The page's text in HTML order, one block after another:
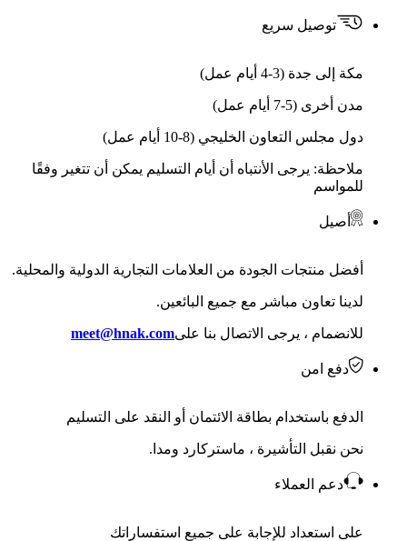
توصيل سريع
مكة إلى جدة (3-4 أيام عمل)
مدن أخرى (5-7 أيام عمل)
دول مجلس التعاون الخليجي (8-10 أيام عمل)
ملاحظة: يرجى الأنتباه أن أيام التسليم يمكن أن تتغير وفقًا
للمواسم
أصيل
أفضل منتجات الجودة من العلامات التجارية الدولية والمحلية.
لدينا تعاون مباشر مع جميع البائعين.
للانضمام ، يرجى الاتصال بنا علىmeet@hnak.com
دفع امن
الدفع باستخدام بطاقة الائتمان أو النقد على التسليم
نحن نقبل التأشيرة ، ماستركارد ومدا.
دعم العملاء
على استعداد للإجابة على جميع استفساراتك